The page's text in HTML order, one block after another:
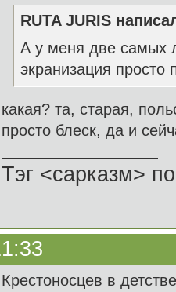
RUTA JURIS
А у меня две самых
экранизация просто
какая? та, старая,
просто блеск, да и
Тэг <сарказм>
Крестоносцев в